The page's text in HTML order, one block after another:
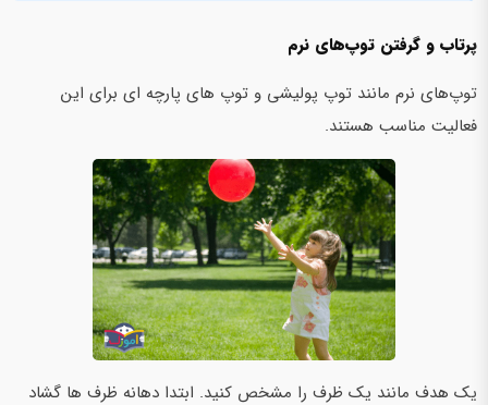
پرتاب و گرفتن توپ‌های نرم
توپ‌های نرم مانند توپ پولیشی و توپ های پارچه ای برای این
فعالیت مناسب هستند.
یک هدف مانند یک ظرف را مشخص کنید. ابتدا دهانه ظرف ها گشاد